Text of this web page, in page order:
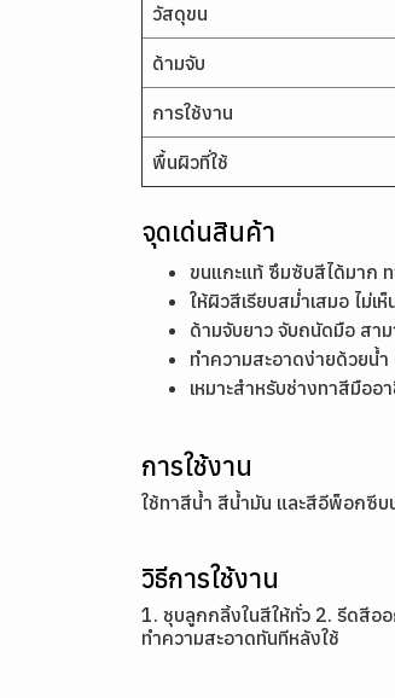
วัสดุขน
ด้ามจับ
การใช้งาน
พื้นผิวที่ใช้
จุดเด่นสินค้า
ขนแกะแท้ ซึมซับสีได้มาก
ให้ผิวสีเรียบสม่ำเสมอ ไม่เ
ด้ามจับยาว จับถนัดมือ สา
ทำความสะอาดง่ายด้วยน้
เหมาะสำหรับช่างทาสีมือ
การใช้งาน
ใช้ทาสีน้ำ สีน้ำมัน และสีอีพ็อกซีบ
วิธีการใช้งาน
1. ชุบลูกกลิ้งในสีให้ทั่ว 2. รีดสีอ
ทำความสะอาดทันทีหลังใช้